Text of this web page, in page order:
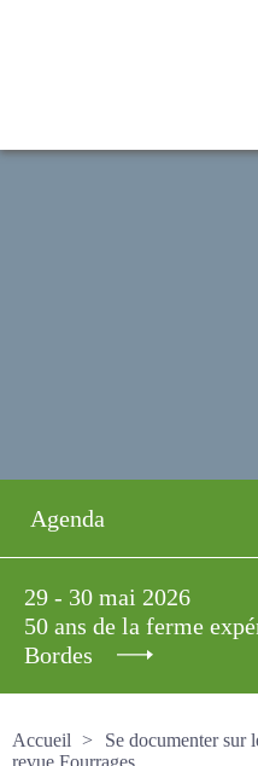
Agenda
29 - 30 mai 2026
50 ans de la ferme
Bordes
Accueil
Se documenter